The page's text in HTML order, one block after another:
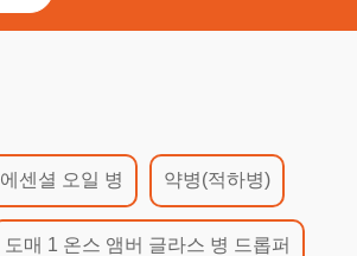
에센셜 오일 병 약병(적하병)
도매 1 온스 앰버 글라스 병 드롭퍼